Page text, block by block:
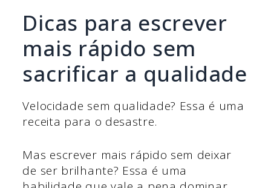
Dicas para escrever
mais rápido sem
sacrificar a qualidade
Velocidade sem qualidade? Essa é uma
receita para o desastre.
Mas escrever mais rápido sem deixar
de ser brilhante? Essa é uma